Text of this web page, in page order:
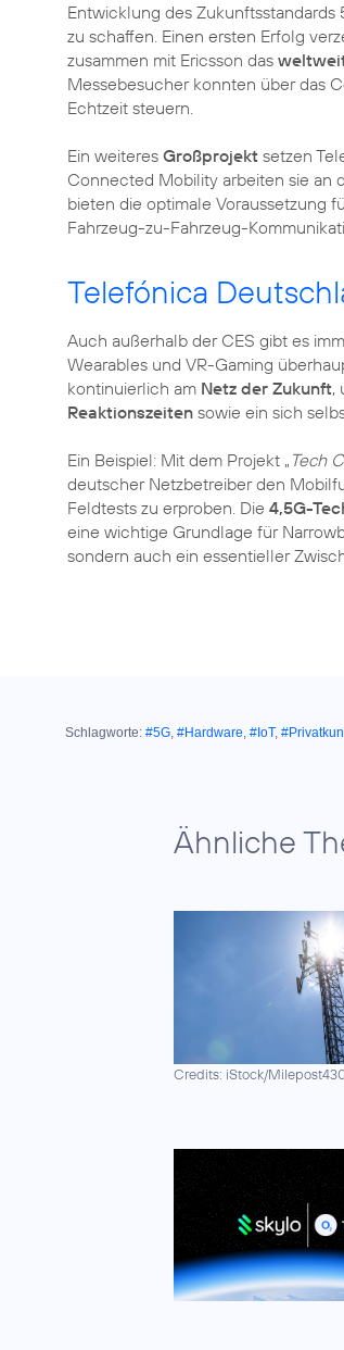
Entwicklung des
zu schaffen. Einen ersten Erfolg
zusammen mit Ericsson das
Messebesucher konnten über das
Echtzeit steuern.
Ein weiteres Großprojekt setzen
Connected Mobility arbeiten sie an
bieten die optimale Voraussetzung
Fahrzeug-zu-Fahrzeug-
Telefónica
Auch außerhalb der CES gibt es
Wearables und VR-Gaming
kontinuierlich am Netz der Zukunft,
Reaktionszeiten sowie ein sich
Ein Beispiel: Mit dem Projekt „ Tech
deutscher Netzbetreiber den
Feldtests zu erproben. Die 4,5G-
eine wichtige Grundlage für
sondern auch ein essentieller
Schlagworte: #5G, #Hardware, #IoT,
Ähnliche
Credits: iStock/